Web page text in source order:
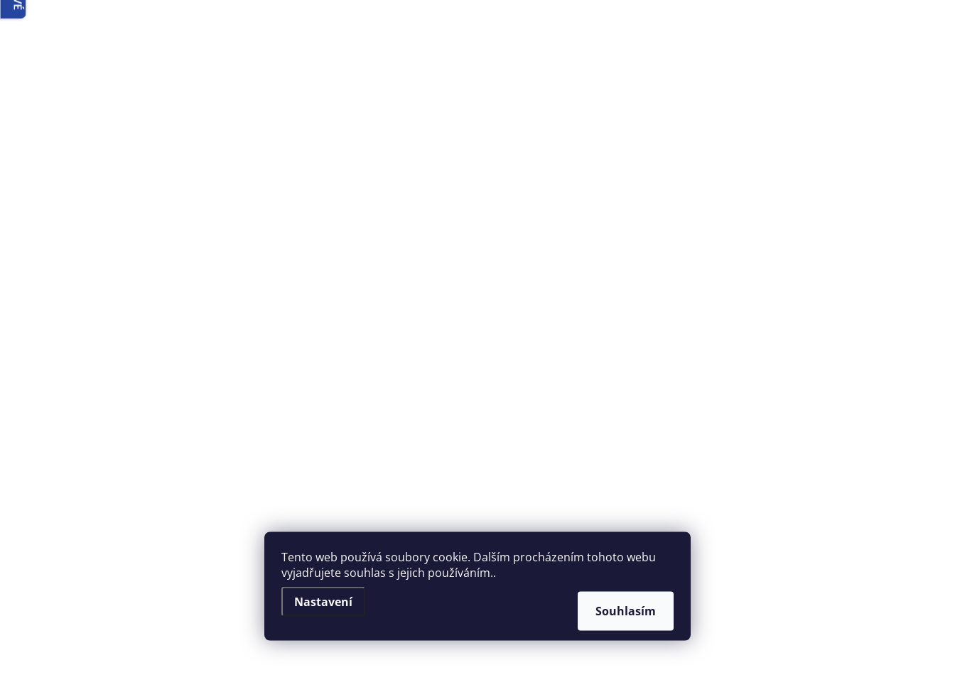
Tento web používá soubory cookie. Dalším procházením tohoto webu
vyjadřujete souhlas s jejich používáním..
Nastavení
Souhlasím